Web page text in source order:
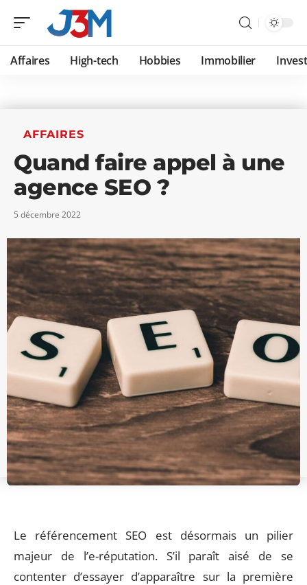
Affaires High-tech Hobbies Immobilier
AFFAIRES
Quand faire appel à une
agence SEO ?
5 décembre 2022
Le référencement SEO est désormais un pilier
majeur de l’e-réputation. S’il paraît aisé de se
contenter d’essayer d’apparaître sur la première